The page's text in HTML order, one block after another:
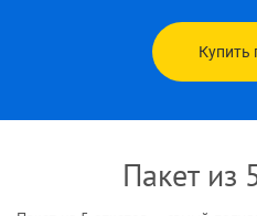
Купить
Пакет из